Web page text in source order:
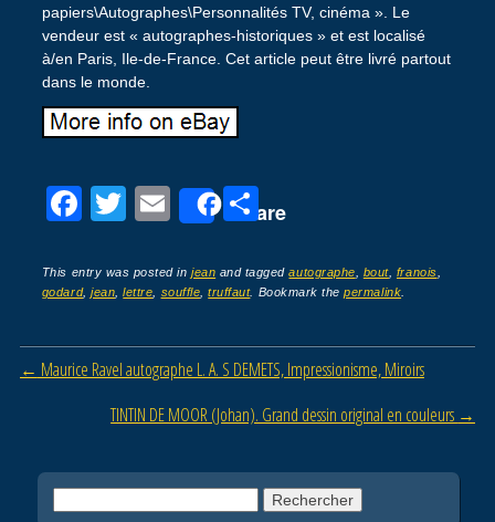
papiers\Autographes\Personnalités TV, cinéma ». Le
vendeur est « autographes-historiques » et est localisé
à/en Paris, Ile-de-France. Cet article peut être livré partout
dans le monde.
F
c
e
b
o
T
tt
er
E
ail
Share
P
ta
g
er
This entry was posted injean and taggedautographe bout, franois
godard,jean ,lettre souffle ,truffaut. Bookmark thepermalink
Post navigation
← Maurice Ravel autographe L. A. S DEMETS, Impressionisme, Miroirs
TINTIN DE MOOR (Johan). Grand dessin original en couleurs →